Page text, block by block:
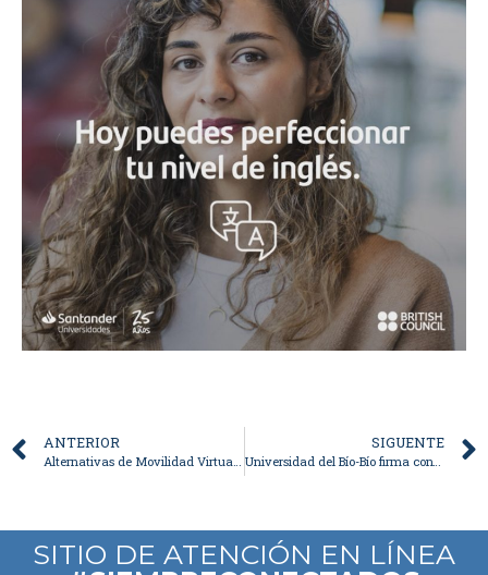
ANTERIOR
Alternativas de Movilidad Virtual a través de eMOVIES
SIGUENTE
Universidad del Bío-Bío firma convenio con Colegio de Ingenieros de Chile
SITIO DE ATENCIÓN EN LÍNEA